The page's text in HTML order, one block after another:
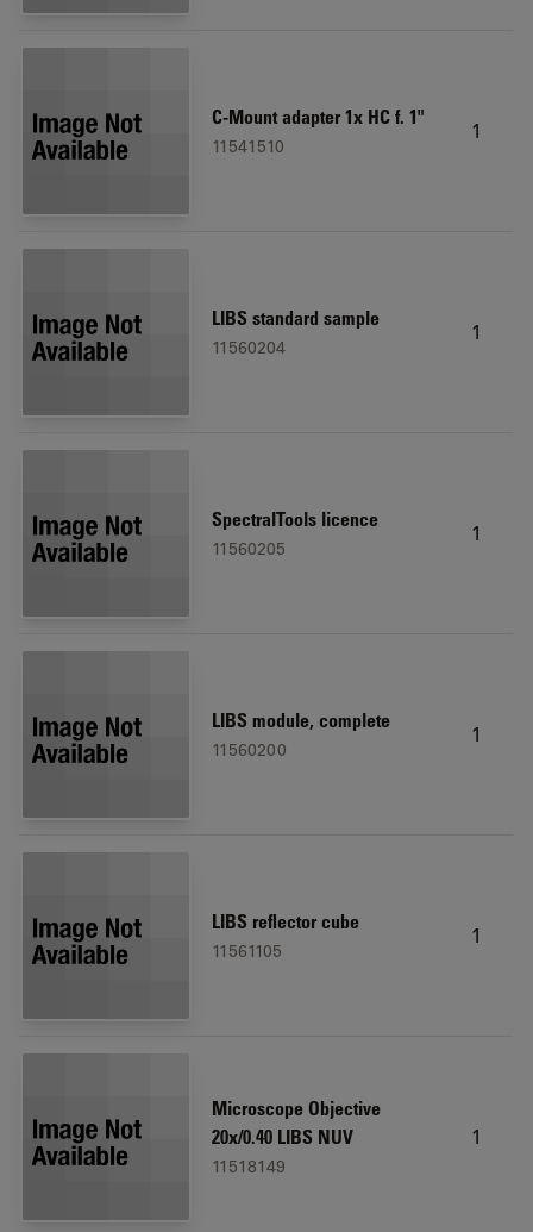
C-Mount adapter 1x HC f. 1"
11541510
1
LIBS standard sample
11560204
1
SpectralTools licence
11560205
1
LIBS module, complete
11560200
1
LIBS reflector cube
11561105
1
Microscope Objective
20x/0.40 LIBS NUV
11518149
1